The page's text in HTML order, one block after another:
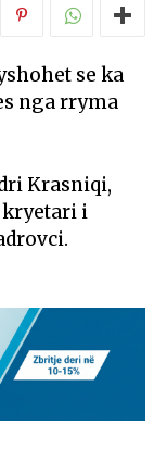
se ka
nga rryma
Krasniqi,
kryetari i